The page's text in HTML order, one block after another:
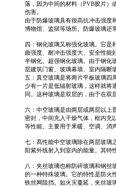
落，因为中间的材料（PVB胶片）
伤害。
由于防爆玻璃具有很高抗冲击强度
博物馆、监狱等场所。防爆玻璃还
四：钢化玻璃又称强化玻璃。它是
曲强度、耐冲击强度大、安全性能
半钢化、超强钢化玻璃。由于钢化
层建筑门窗、玻璃幕墙、室内隔断
五：真空玻璃是将两片平板玻璃四
少有一片是低辐射玻璃，这样就将
同。这种玻璃是双层的，由于在双
六：中空玻璃是由两层或两层以上
密封，中间充入干燥气体，框内充
等性能。主要用于釆暖、空调、消
七：髙性能中空玻璃除在两层玻璃
阳紫外线射入到室内的能量。其特
八：夹丝玻璃也称防碎玻璃和钢丝
的一种特殊玻璃。它的特性是防火
铁丝网阻挡。如火灾蔓延，夹丝玻